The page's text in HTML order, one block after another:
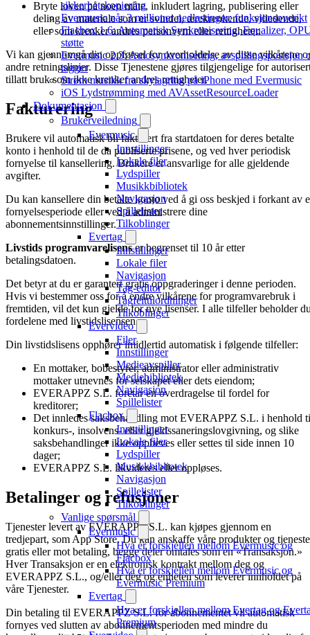
sikkerhetskopiering
Evermusic når 3 millioner nedlastinger: funksjonsoverikt
Flacbox 1.6: Automatisk Synkronisering, Equalizer,
støtte
Evermusic 2.3: Autosynkronisering, avspillingsposisjon
tagger
Strøm musikk fra skylagring på iPhone med Evermusic
iOS Lydstrømming med AVAssetResourceLoader
Dokumentasjon
Brukerveiledning
Evermusic
Innstillinger
Lokale filer
Lydspiller
Musikkbibliotek
Navigasjon
Spillelister
Tilkoblinger
Evertag
Innstillinger
Lokale filer
Navigasjon
Tag-editor
Tagfelttilordninger
Tilkoblinger
Evervideo
Filer
Innstillinger
Medieavspiller
Mediebibliotek
Navigasjon
Spillelister
Flacbox
Innstillinger
Lokale filer
Lydspiller
Musikkbibliotek
Navigasjon
Spillelister
Tilkoblinger
Vanlige spørsmål
Evermusic
Hva er forskjellen mellom Evermusic og
Flacbox
Hva er forskjellen mellom Evermusic og
Evermusic Premium
Evertag
Hva er forskjellen mellom Evertag og
Premium
Bryte loven på noen måte, inkludert lagring, publisering eller
deling av materiale som er svindel, ærekrenkende, villedende,
eller som krenker andres personvern eller rettigheter.
Vi kan gjennomgå din oppførsel for overholdelse av disse vilkårene
andre retningslinjer. Disse Tjenestene gjøres tilgjengelige for
tillatt bruk som ikke krenker andres rettigheter.
Fakturering
Brukere vil automatisk bli fakturert fra startdatoen for deres betalte
konto i henhold til de da publiserte prisene, og ved hver periodisk
fornyelse til kansellering. Brukere er ansvarlige for alle gjeldende
avgifter.
Du kan kansellere din betalte konto ved å gi oss beskjed i forkant av
fornyelsesperiode eller ved å administrere dine
abonnementsinnstillinger.
Livstids programvarelisenser begrenset til 10 år etter
betalingsdatoen.
Det betyr at du er garantert gratis oppgraderinger i denne perioden.
Hvis vi bestemmer oss for å endre vilkårene for programvarebruk i
fremtiden, vil det kun gjelde for nye lisenser. I alle tilfeller beholder
fordelene med livstidslisensen.
Din livstidslisens opphører imidlertid automatisk i følgende tilfeller:
En mottaker, bobestyrer, administrator eller administrativ
mottaker utnevnes for selskapet eller dets eiendom;
EVERAPPZ S.L. foretar en overdragelse til fordel for
kreditorer;
Det innledes saksbehandling mot EVERAPPZ S.L. i henhold
konkurs-, insolvens- eller gjeldssaneringslovgivning, og slike
saksbehandlinger ikke oppheves eller settes til side innen 10
dager;
EVERAPPZ S.L. likvideres eller oppløses.
Betalinger og refusjoner
Tjenester levert av EVERAPPZ S.L. kan kjøpes gjennom en
tredjepart, som App Store. Du kan anskaffe våre produkter og
gratis eller mot betaling, begge deler omtales som en «Transaksjon.»
Hver Transaksjon er en elektronisk kontrakt mellom deg og
EVERAPPZ S.L., og/eller deg og enheten som leverer innholdet på
våre Tjenester.
Din betaling til EVERAPPZ S.L. for abonnementet vil automatisk
fornyes ved slutten av abonnementsperioden med mindre du